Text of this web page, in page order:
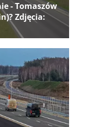
- Tomaszów
Zdjęcia: